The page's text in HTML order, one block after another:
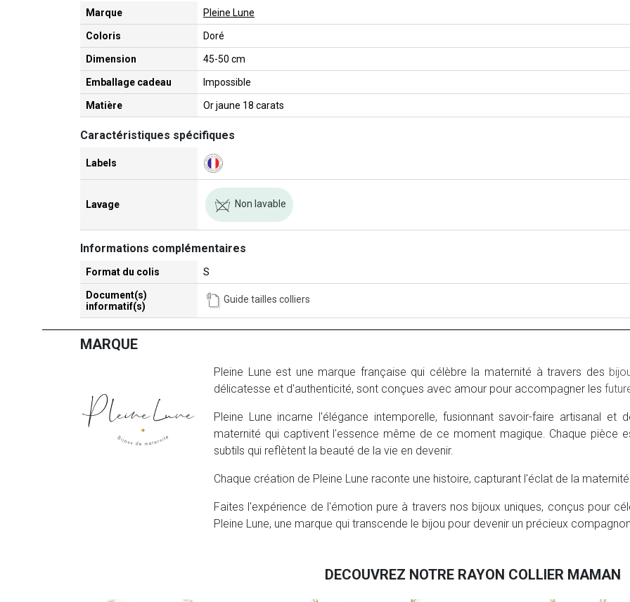
Marque Pleine Lune
Coloris Doré
Dimension 45-50 cm
Emballage cadeau Impossible
Matière Or jaune 18 carats
Caractéristiques spécifiques
Labels
Lavage Non lavable
Informations complémentaires
Format du colis S
Document(s)
informatif(s)
Guide tailles colliers
MARQUE
Pleine Lune est une marque française qui célèbre la maternité à travers des
délicatesse et d'authenticité, sont conçues avec amour pour accompagner les
Pleine Lune incarne l'élégance intemporelle, fusionnant savoir-faire artisanal
maternité qui captivent l'essence même de ce moment magique. Chaque pièce
subtils qui reflètent la beauté de la vie en devenir.
Chaque création de Pleine Lune raconte une histoire, capturant l'éclat de la
Faites l'expérience de l'émotion pure à travers nos bijoux uniques, conçus pour
Pleine Lune, une marque qui transcende le bijou pour devenir un précieux
DECOUVREZ NOTRE RAYON COLLIER MAMAN